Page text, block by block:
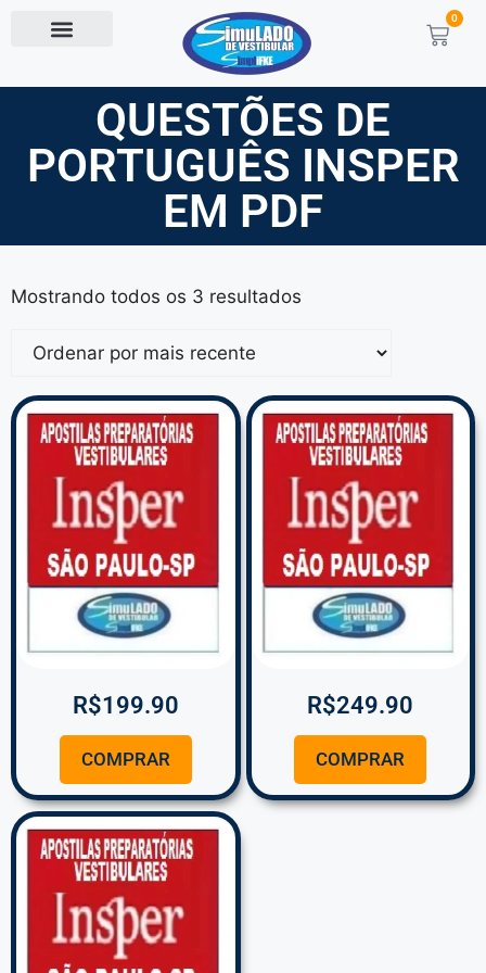
0
QUESTÕES DE
PORTUGUÊS INSPER
EM PDF
Mostrando todos os 3 resultados
R$199.90
COMPRAR
R$249.90
COMPRAR